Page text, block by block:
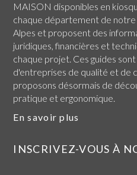
MAISON disponibles en
chaque département de notre
Alpes et proposent des
juridiques, financières et
chaque projet. Ces guides
d'entreprises de qualité et de
proposons désormais de
pratique et ergonomique.
En savoir plus
INSCRIVEZ-VOUS À